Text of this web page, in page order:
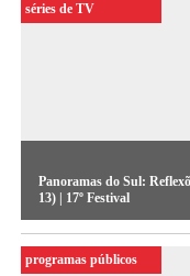
Panoramas do Sul:
13) | 17º Festival
A série de 3 programas
ampliam as reflexões
séries de TV
programas públicos